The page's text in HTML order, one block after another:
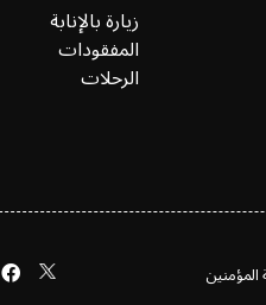
زيارة بالإنابة
المفقودات
الرحلات